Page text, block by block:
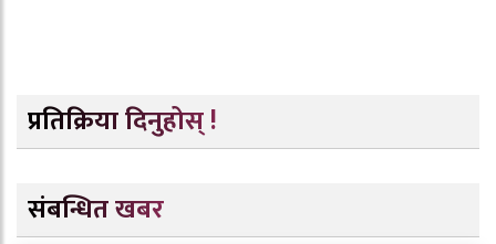
प्रतिक्रिया दिनुहोस् !
संबन्धित खबर